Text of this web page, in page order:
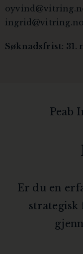
ingrid@vitring.no
Søknadsfrist: 31.
Peab
Er du en
strategisk